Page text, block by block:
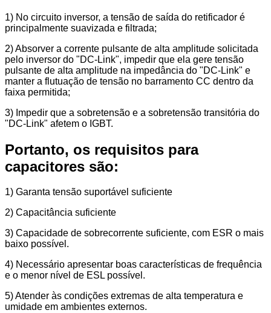
1) No circuito inversor, a tensão de saída do retificador é
principalmente suavizada e filtrada;
2) Absorver a corrente pulsante de alta amplitude solicitada
pelo inversor do "DC-Link", impedir que ela gere tensão
pulsante de alta amplitude na impedância do "DC-Link" e
manter a flutuação de tensão no barramento CC dentro da
faixa permitida;
3) Impedir que a sobretensão e a sobretensão transitória do
"DC-Link" afetem o IGBT.
Portanto, os requisitos para
capacitores são:
1) Garanta tensão suportável suficiente
2) Capacitância suficiente
3) Capacidade de sobrecorrente suficiente, com ESR o mais
baixo possível.
4) Necessário apresentar boas características de frequência
e o menor nível de ESL possível.
5) Atender às condições extremas de alta temperatura e
umidade em ambientes externos.